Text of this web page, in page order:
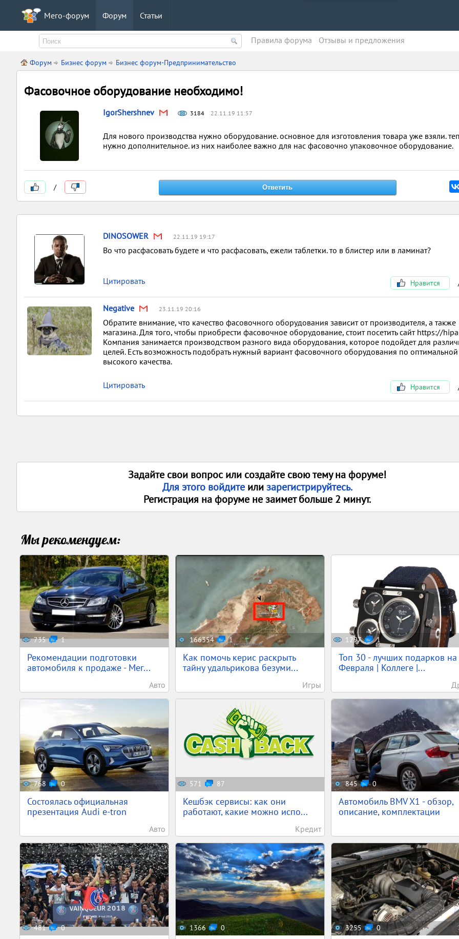
Мего-форум Форум Статьи
Правила форума Oтзывы и предложения
Форум Бизнес форум Бизнес форум-Предпринимательство
Фасовочное оборудование необходимо!
IgorShershnev 3184 22.11.19 11:57
Для нового производства нужно оборудование. основное для изготовления товара уже взяли.
нужно дополнительное. из них наиболее важно для нас фасовочно упаковочное оборудование.
/
DINOSOWER 22.11.19 19:17
Во что расфасовать будете и что расфасовать, ежели таблетки. то в блистер или в ламинат?
Цитировать Нравится
Negative 23.11.19 20:16
Обратите внимание, что качество фасовочного оборудования зависит от производителя, а также
магазина. Для того, чтобы приобрести фасовочное оборудование, стоит посетить сайт https://
Компания занимается производством разного вида оборудования, которое подойдет для
целей. Есть возможность подобрать нужный вариант фасовочного оборудования по
высокого качества.
Цитировать Нравится
Задайте свои вопрос или создайте свою тему на форуме!
Для этого войдите илизарегистрируйтесь.
Регистрация на форуме не заимет больше 2 минут.
Мы рекомендуем:
735 1
Рекомендации подготовки
автомобиля к продаже - Мег...
Авто
166354 1
Как помочь керис раскрыть
тайну удальрикова безуми...
Игры
1297 1
Топ 30 - лучших подарков
Февраля | Коллеге |...
768 0
Состоялась официальная
презентация Audi e-tron
Авто
571 87
Кешбэк сервисы: как они
работают, какие можно испо...
Кредит
845 0
Автомобиль BMV X1 - обзор,
описание, комплектации
481 0 1366 0 3255 0